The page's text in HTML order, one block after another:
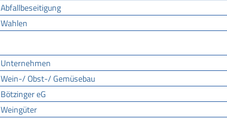
Abfallbeseitigung
Wahlen
Unternehmen
Wein-/ Obst-/ Gemüsebau
Bötzinger eG
Weingüter